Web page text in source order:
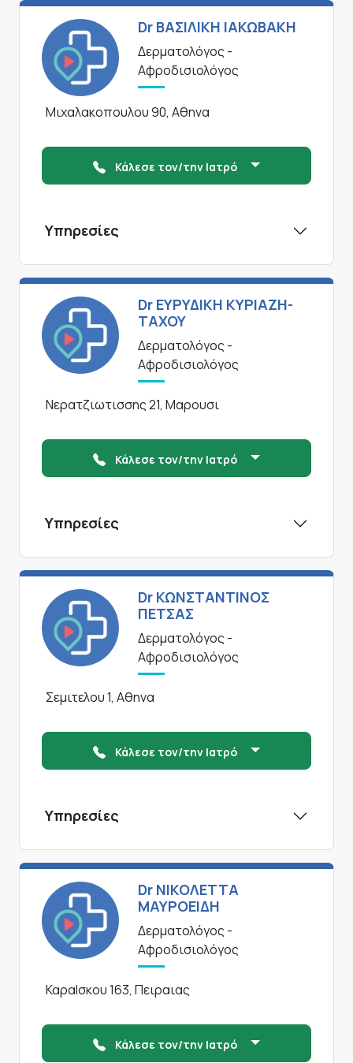
Dr ΒΑΣΙΛΙΚΗ ΙΑΚΩΒΑΚΗ
Δερματολόγος -
Αφροδισιολόγος
Μιχαλακοπουλου 90, Αθηνα
Κάλεσε τον/την Ιατρό
Υπηρεσίες
Dr ΕΥΡΥΔΙΚΗ ΚΥΡΙΑΖΗ-
ΤΑΧΟΥ
Δερματολόγος -
Αφροδισιολόγος
Νερατζιωτισσης 21, Μαρουσι
Κάλεσε τον/την Ιατρό
Υπηρεσίες
Dr ΚΩΝΣΤΑΝΤΙΝΟΣ
ΠΕΤΣΑΣ
Δερματολόγος -
Αφροδισιολόγος
Σεμιτελου 1, Αθηνα
Κάλεσε τον/την Ιατρό
Υπηρεσίες
Dr ΝΙΚΟΛΕΤΤΑ
ΜΑΥΡΟΕΙΔΗ
Δερματολόγος -
Αφροδισιολόγος
ΚαραΙσκου 163, Πειραιας
Κάλεσε τον/την Ιατρό